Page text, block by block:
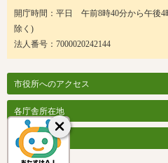
開庁時間：平日 午前8時40分から午後4
除く)
法人番号：7000020242144
市役所へのアクセス
各庁舎所在地
各課案内